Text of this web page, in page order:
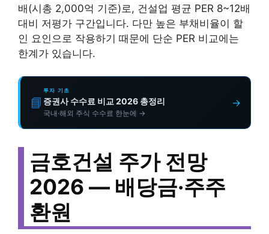
배(시총 2,000억 기준)로, 건설업 평균 PER 8~12배
대비 저평가 구간입니다. 다만 높은 부채비율이 할
인 요인으로 작용하기 때문에 단순 PER 비교에는
한계가 있습니다.
📘
투자 기초
증권사 수수료 비교 2026 총정리
국내·해외 주식 수수료 한눈에 →
→
금호건설 주가 전망
2026 — 배당금·주주
환원